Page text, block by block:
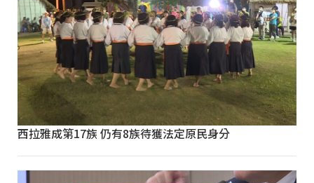
西拉雅成第17族 仍有8族待獲法定原民身分